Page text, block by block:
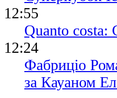
12:55
Quanto costa:
12:24
Фабриціо
за Кауаном